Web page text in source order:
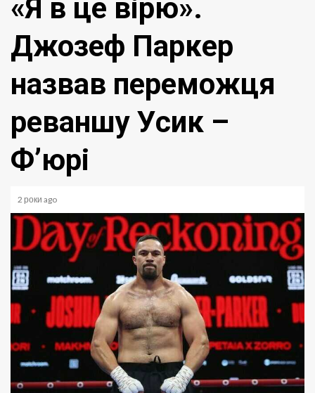
«Я в це вірю».
Джозеф Паркер
назвав переможця
реваншу Усик –
Ф’юрі
2 роки ago